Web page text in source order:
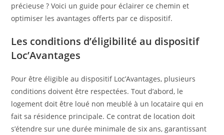
précieuse ? Voici un guide pour éclairer ce chemin et
optimiser les avantages offerts par ce dispositif.
Les conditions d’éligibilité au dispositif
Loc’Avantages
Pour être éligible au dispositif Loc’Avantages, plusieurs
conditions doivent être respectées. Tout d’abord, le
logement doit être loué non meublé à un locataire qui en
fait sa résidence principale. Ce contrat de location doit
s’étendre sur une durée minimale de six ans, garantissant